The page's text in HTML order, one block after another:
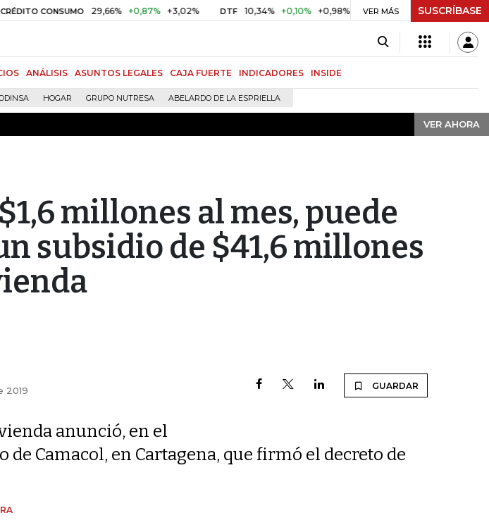
CONSUMO 29,66% +0,87% +3,02% DTF 10,34% +0,10% +0,98% UVR $ 416,91 +$ 0,05 +0,01%
VER MÁS SUSCRÍBASE
ANÁLISIS ASUNTOS LEGALES CAJA FUERTE INDICADORES INSIDE
HOGAR GRUPO NUTRESA ABELARDO DE LA ESPRIELLA
VER AHORA
VER AHORA
millones al mes, puede
subsidio de $41,6 millones
2019 GUARDAR
anunció, en el
de Camacol, en Cartagena, que firmó el decreto de